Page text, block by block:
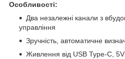
Особливості:
Два незалежні канали з
управління
Зручність, автоматичне
Живлення від USB Type-C,